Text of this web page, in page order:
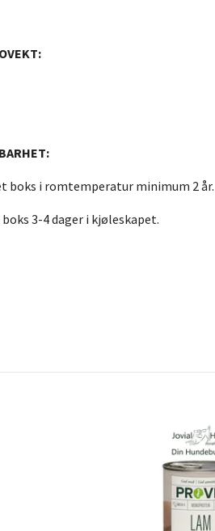
boks i romtemperatur minimum 2 år.
3-4 dager i kjøleskapet.